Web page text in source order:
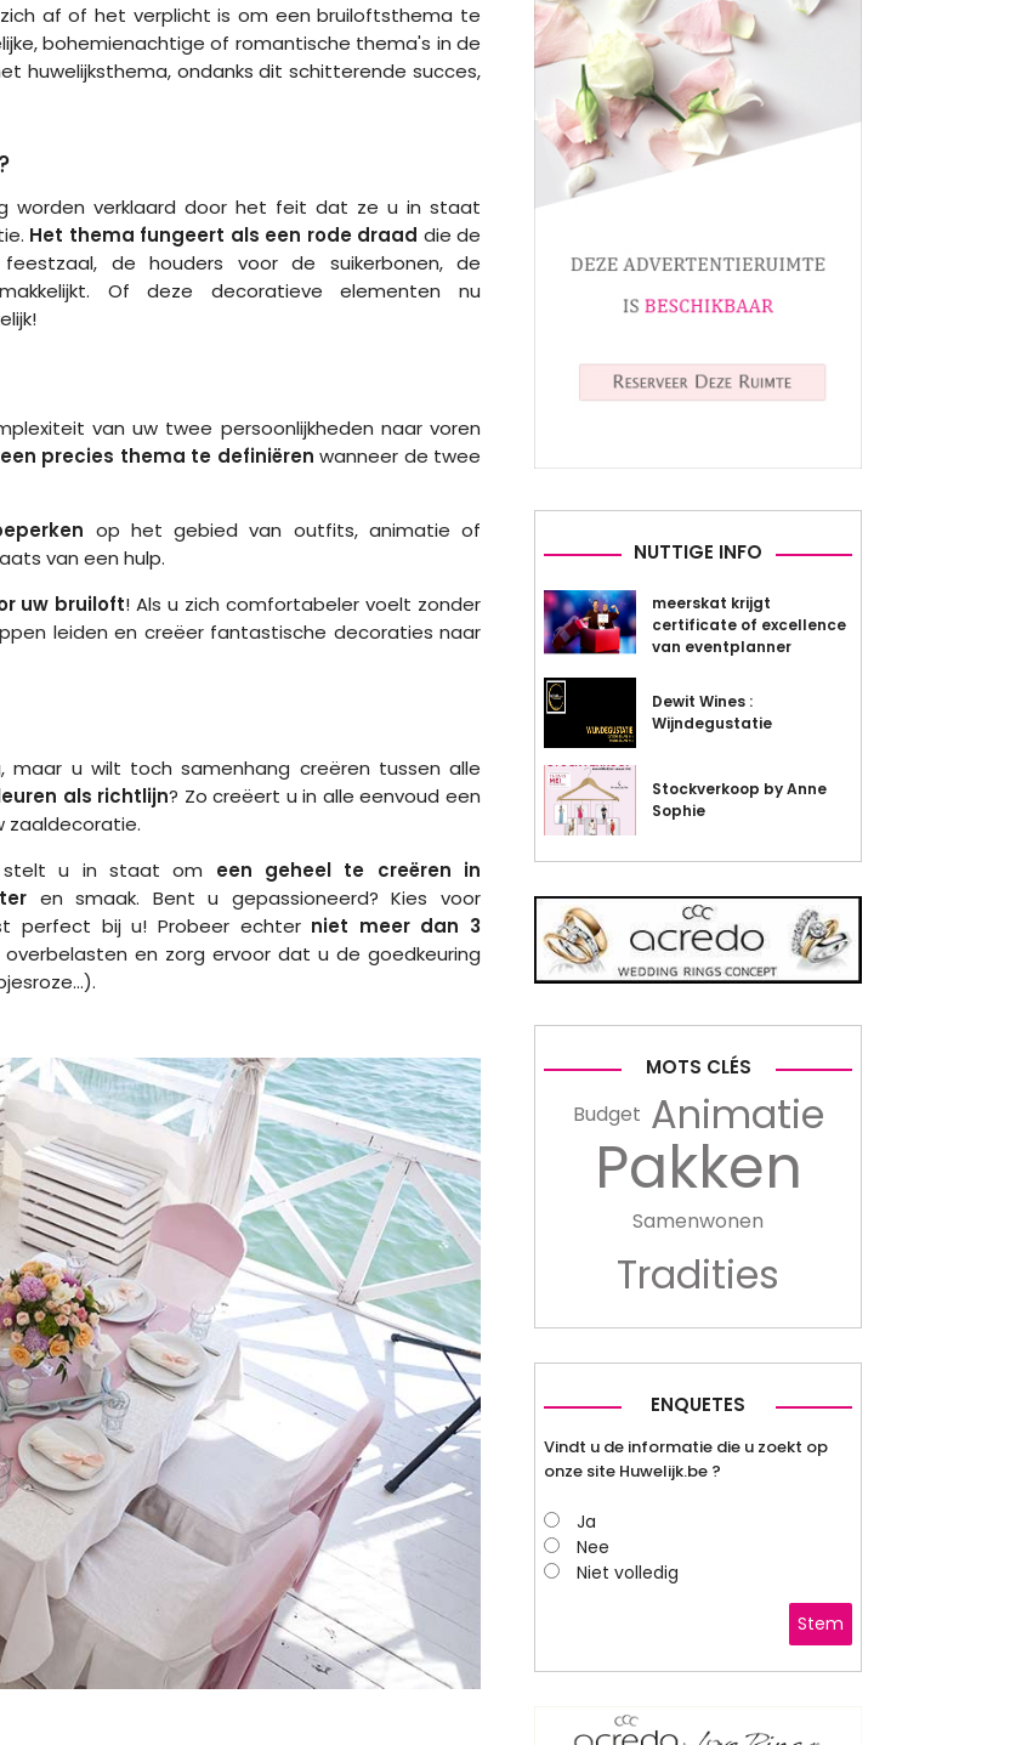
af of het verplicht is om een bruiloftsthema te
bohemienachtige of romantische thema's in de
huwelijksthema, ondanks dit schitterende succes,
worden verklaard door het feit dat ze u in staat
Het thema fungeert als een rode draad die de
de houders voor de suikerbonen, de
Of deze decoratieve elementen nu
van uw twee persoonlijkheden naar voren
een precies thema te definiërenwanneer de twee
op het gebied van outfits, animatie of
van een hulp.
uw bruiloft! Als u zich comfortabeler voelt zonder
leiden en creëer fantastische decoraties naar
u wilt toch samenhang creëren tussen alle
als richtlijn? Zo creëert u in alle eenvoud een
zaaldecoratie.
stelt u in staat om een geheel te creëren in
en smaak. Bent u gepassioneerd? Kies voor
perfect bij u! Probeer echter niet meer dan 3
en zorg ervoor dat u de goedkeuring
NUTTIGE INFO
meerskat krijgt
certificate of excellence
van eventplanner
Dewit Wines :
Wijndegustatie
Stockverkoop by Anne
Sophie
MOTS CLÉS
Budget Animatie
Pakken
Samenwonen
Tradities
ENQUETES
Vindt u de informatie die u zoekt op
onze site Huwelijk.be ?
Ja
Nee
Niet volledig
Stem